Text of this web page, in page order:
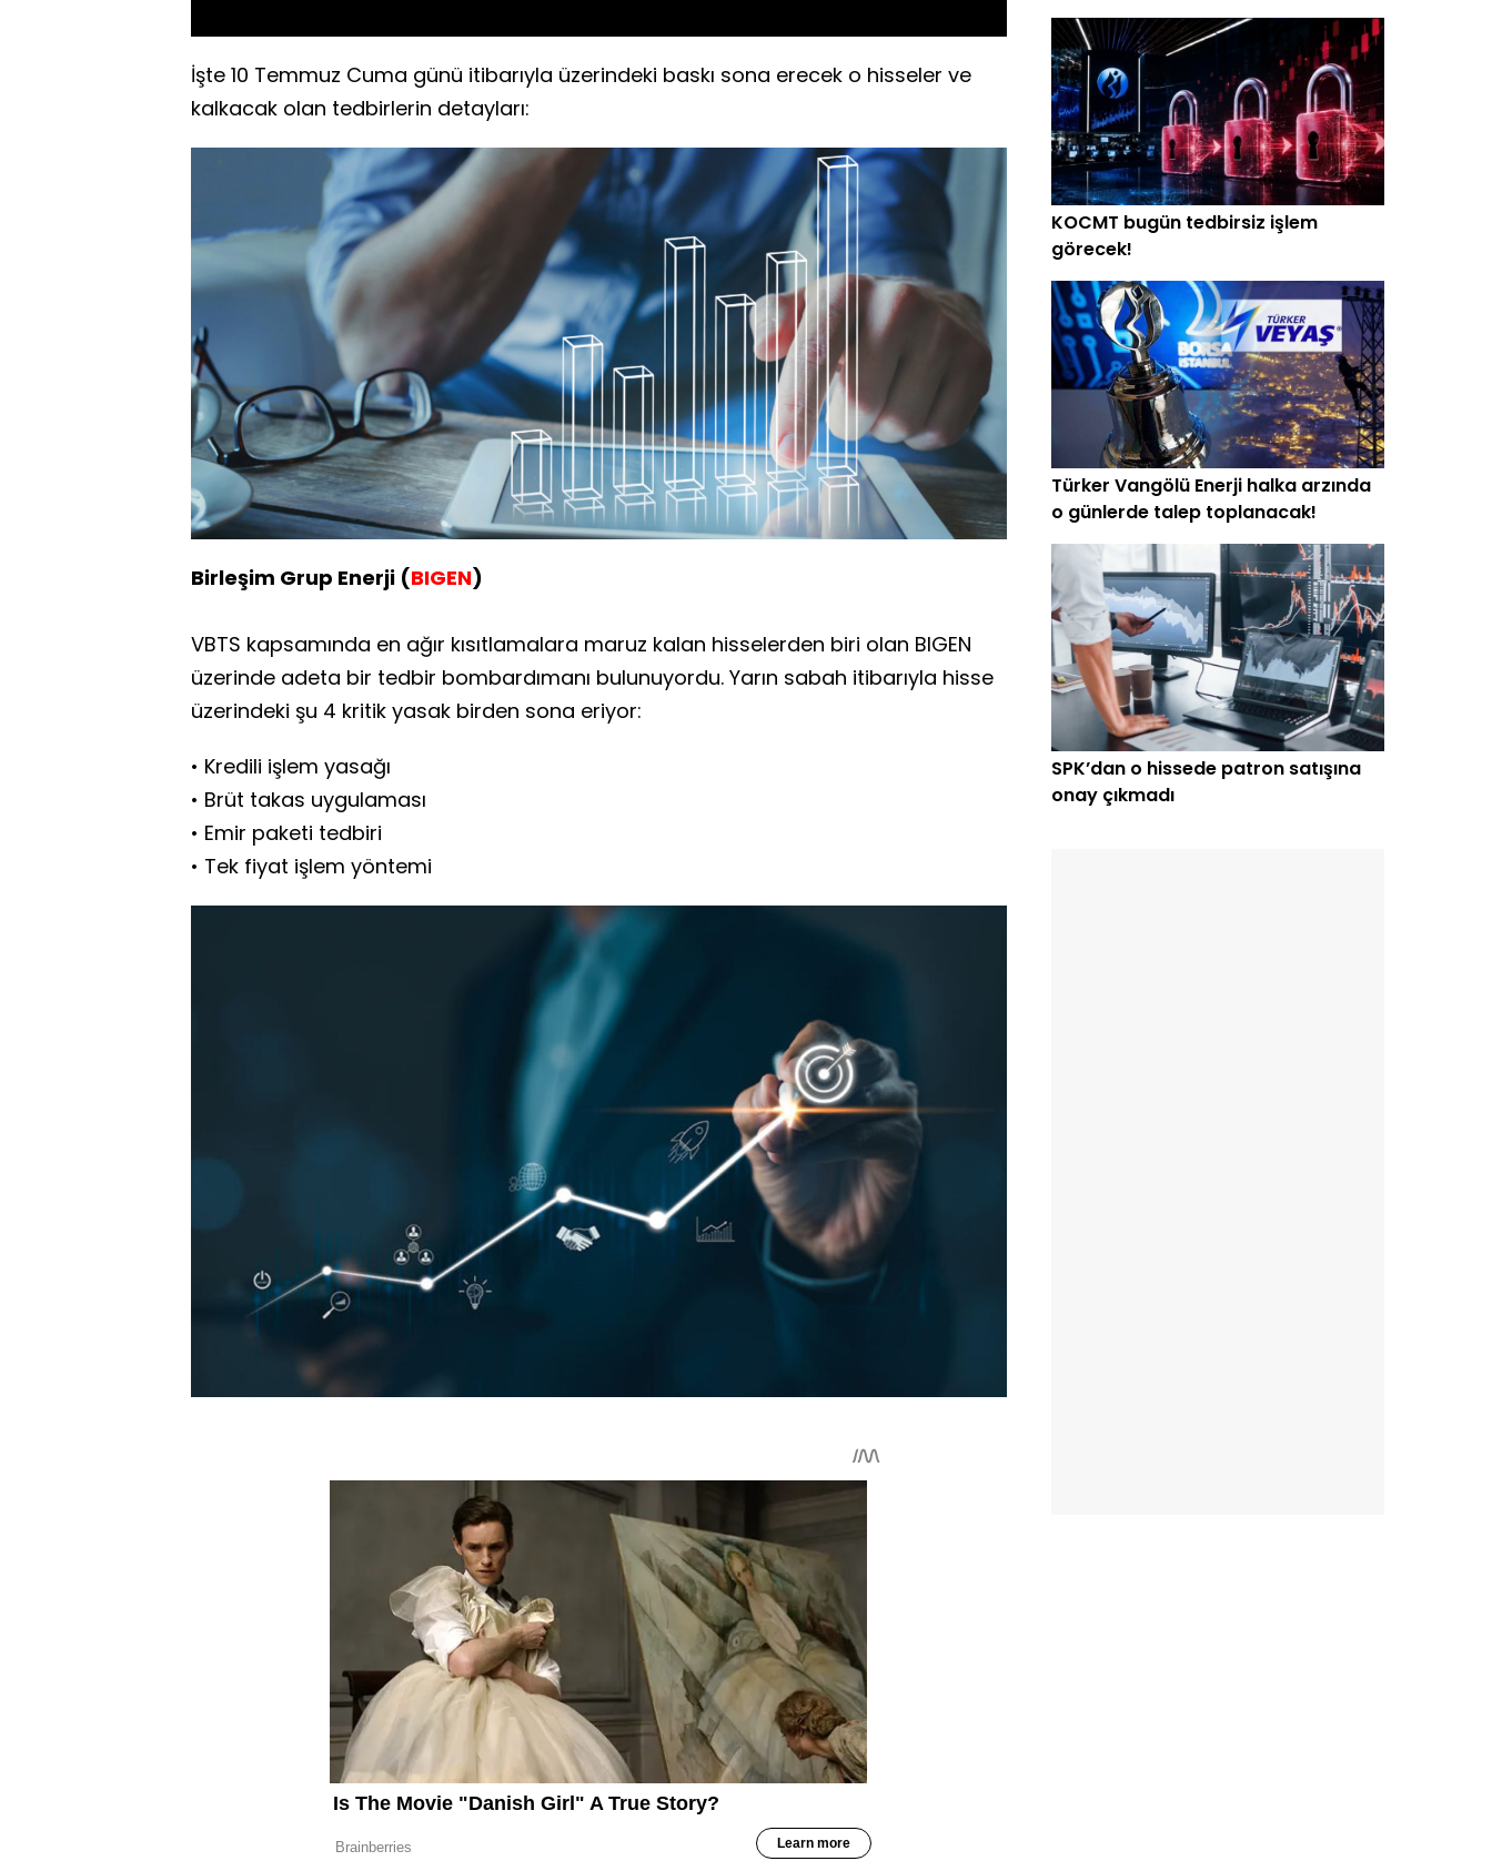
İşte 10 Temmuz Cuma günü itibarıyla üzerindeki baskı sona erecek o hisseler ve
kalkacak olan tedbirlerin detayları:
Birleşim Grup Enerji (BIGEN)
VBTS kapsamında en ağır kısıtlamalara maruz kalan hisselerden biri olan BIGEN
üzerinde adeta bir tedbir bombardımanı bulunuyordu. Yarın sabah itibarıyla hisse
üzerindeki şu 4 kritik yasak birden sona eriyor:
• Kredili işlem yasağı
• Brüt takas uygulaması
• Emir paketi tedbiri
• Tek fiyat işlem yöntemi
KOCMT bugün tedbirsiz işlem
görecek!
Türker Vangölü Enerji halka arzında
o günlerde talep toplanacak!
SPK’dan o hissede patron satışına
onay çıkmadı